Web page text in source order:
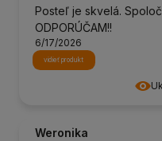
Posteľ je skvelá.
ODPORÚČAM!!
6/17/2026
vidieť produkt
Weronika